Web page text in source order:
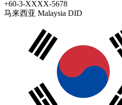
+60-3-XXXX-5678
马来西亚 Malaysia DID